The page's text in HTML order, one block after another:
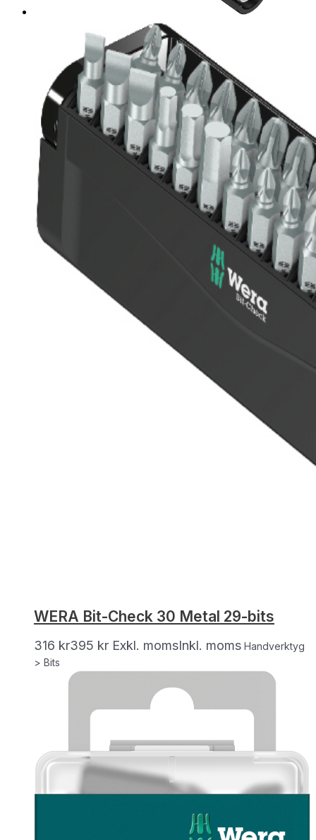
WERA Bit-Check 30 Metal 29-bits
316 kr395 kr Exkl. momsInkl. moms Handverktyg
> Bits